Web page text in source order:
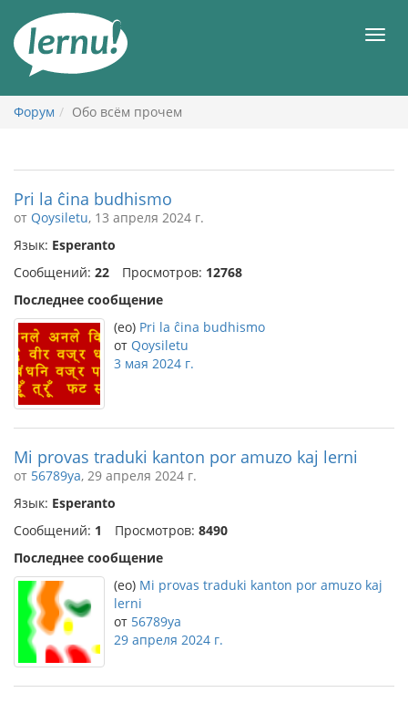
содержанию
Форум Обо всём прочем
Pri la ĉina budhismo
от Qoysiletu, 13 апреля 2024 г.
Язык: Esperanto
Сообщений: 22 Просмотров: 12768
Последнее сообщение
(eo) Pri la ĉina budhismo
от Qoysiletu
3 мая 2024 г.
Mi provas traduki kanton por amuzo kaj lerni
от 56789ya, 29 апреля 2024 г.
Язык: Esperanto
Сообщений: 1 Просмотров: 8490
Последнее сообщение
(eo) Mi provas traduki kanton por amuzo kaj
lerni
от 56789ya
29 апреля 2024 г.